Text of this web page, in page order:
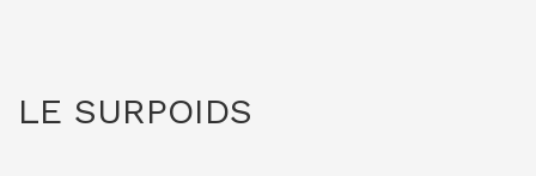
LE SURPOIDS